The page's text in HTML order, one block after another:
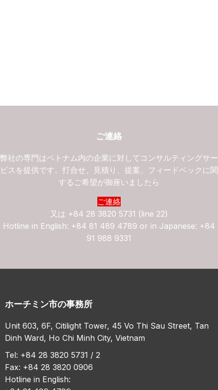
ご連絡
弊社の専門はベトナム内の企業に対してコンサルティングサー
ビスを提供です。打合せ、見積り、提案、フィードベックに関
するご希望が御座いましたら
ご連絡
又は +84 28 3820 5731 (line 22)
Hotline in English: +84 81 489 4789 or in Japanese: +84
91 988 9331
ホーチミン市の事務所
Unit 603, 6F, Citilight Tower, 45 Vo Thi Sau Street, Tan
Dinh Ward, Ho Chi Minh City, Vietnam
Tel: +84 28 3820 5731 / 2
Fax: +84 28 3820 0906
Hotline in English: